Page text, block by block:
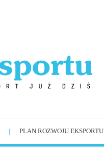
PLAN ROZWOJU EKSPORTU